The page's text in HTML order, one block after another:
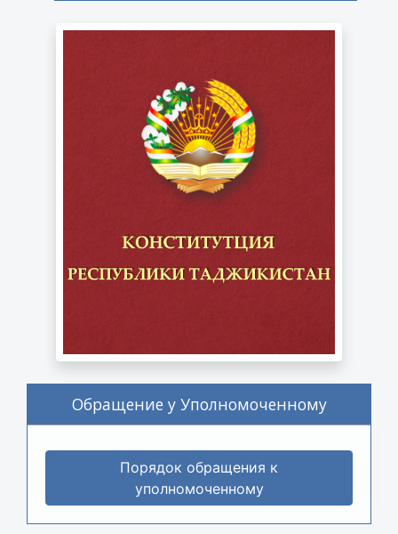
Обращение у Уполномоченному
Порядок обращения к
уполномоченному